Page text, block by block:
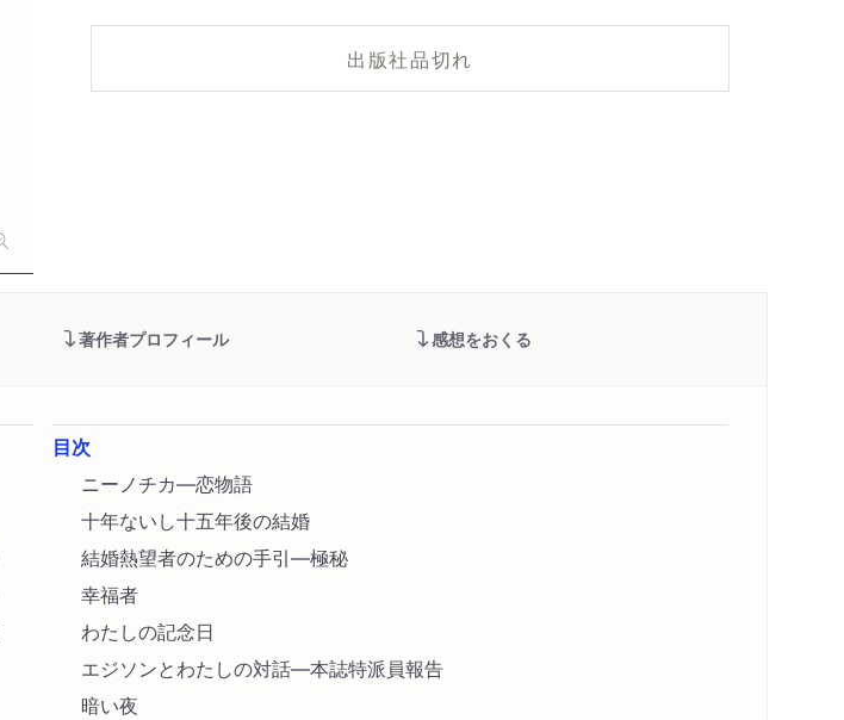
出版社品切れ
著作者プロフィール 感想をおくる
目次
ニーノチカ―恋物語
十年ないし十五年後の結婚
結婚熱望者のための手引―極秘
幸福者
わたしの記念日
エジソンとわたしの対話―本誌特派員報告
暗い夜